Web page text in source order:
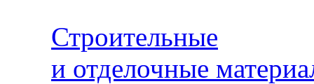
Строительные
и отделочные